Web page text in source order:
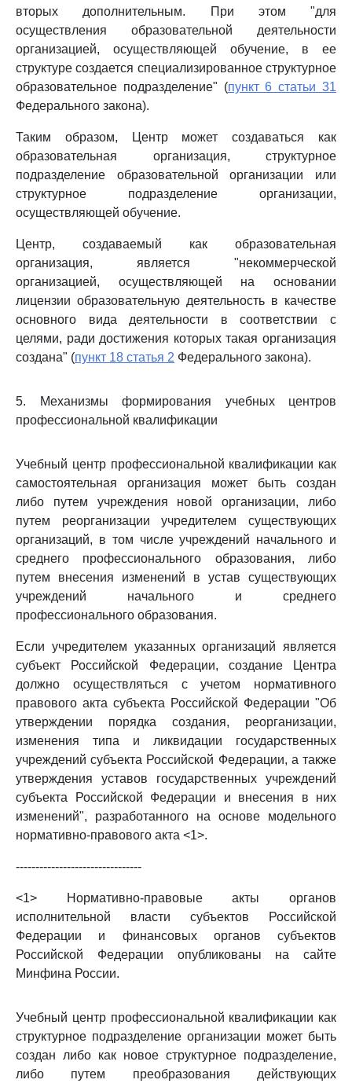
вторых дополнительным. При этом "для
осуществления образовательной деятельности
организацией, осуществляющей обучение, в ее
структуре создается специализированное структурное
образовательное подразделение" (пункт 6 статьи 31
Федерального закона).
Таким образом, Центр может создаваться как
образовательная организация, структурное
подразделение образовательной организации или
структурное подразделение организации,
осуществляющей обучение.
Центр, создаваемый как образовательная
организация, является "некоммерческой
организацией, осуществляющей на основании
лицензии образовательную деятельность в качестве
основного вида деятельности в соответствии с
целями, ради достижения которых такая организация
создана" (пункт 18 статья 2 Федерального закона).
5. Механизмы формирования учебных центров
профессиональной квалификации
Учебный центр профессиональной квалификации как
самостоятельная организация может быть создан
либо путем учреждения новой организации, либо
путем реорганизации учредителем существующих
организаций, в том числе учреждений начального и
среднего профессионального образования, либо
путем внесения изменений в устав существующих
учреждений начального и среднего
профессионального образования.
Если учредителем указанных организаций является
субъект Российской Федерации, создание Центра
должно осуществляться с учетом нормативного
правового акта субъекта Российской Федерации "Об
утверждении порядка создания, реорганизации,
изменения типа и ликвидации государственных
учреждений субъекта Российской Федерации, а также
утверждения уставов государственных учреждений
субъекта Российской Федерации и внесения в них
изменений", разработанного на основе модельного
нормативно-правового акта <1>.
--------------------------------
<1> Нормативно-правовые акты органов
исполнительной власти субъектов Российской
Федерации и финансовых органов субъектов
Российской Федерации опубликованы на сайте
Минфина России.
Учебный центр профессиональной квалификации как
структурное подразделение организации может быть
создан либо как новое структурное подразделение,
либо путем преобразования действующих